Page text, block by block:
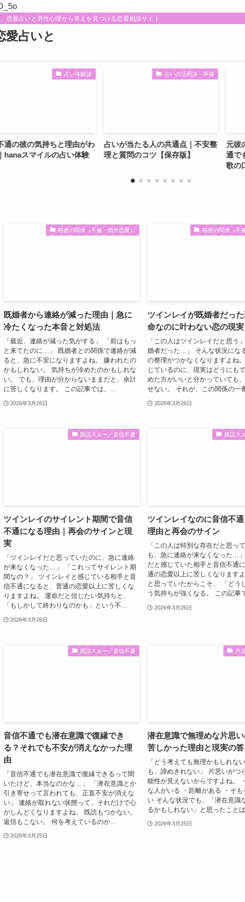
恋愛占いと男性心理から答えを見つける恋愛相談サイト
愛占いと
占い体験談
気持ちと理由がわ
イルの占い体験
占いの活用法・準備
占いが当たる人の共通点｜不安整
理と質問のコツ【保存版】
元彼の気持
通でも本音
歌の口寄せ
秘密の関係（不倫・婚外恋愛）
既婚者から連絡が減った理由｜急に
冷たくなった本音と対処法
「最近、連絡が減った気がする」 「前はもっ
と来てたのに…」 既婚者との関係で連絡が減
ると、急に不安になりますよね。 嫌われたの
かもしれない。 気持ちが冷めたのかもしれな
い。 でも、理由が分からないままだと、余計
に苦しくなります。 この記事では、...
2026年3月26日
秘密の関係（不
ツインレイが既婚者だっ
命なのに叶わない恋の現実
「この人はツインレイだと思う
婚者だった…」 そんな状況にな
の整理がつかなくなりますよね
じているのに、現実はどうにも
めた方がいいと分かっていても
せない。 それが、この関係の一
2026年3月26日
既読スルー／音信不通
ツインレイのサイレント期間で音信
不通になる理由｜再会のサインと現
実
「ツインレイだと思っていたのに、急に連絡
が来なくなった…」 「これってサイレント期
間なの？」 ツインレイと感じている相手と音
信不通になると、普通の恋愛以上に苦しくな
りますよね。 運命だと信じたい気持ちと、
「もしかして終わりなのかも」という不...
2026年3月26日
既読ス
ツインレイなのに音信不
理由と再会のサイン
「この人は特別な存在だと思っ
も、急に連絡が来なくなった…
だと感じていた相手と音信不通
通の恋愛以上に苦しくなります
と思っていたからこそ、 「どう
う気持ちが強くなる。 この記事
2026年3月26日
既読スルー／音信不通
音信不通でも潜在意識で復縁でき
る？それでも不安が消えなかった理
由
「音信不通でも潜在意識で復縁できるって聞
いたけど、本当なのかな…」 「潜在意識とか
引き寄せって言われても、正直不安が消えな
い」 連絡が取れない状態って、それだけで心
がしんどくなりますよね。 既読もつかない。
返信もこない。 何を考えているのか...
2026年3月25日
片
潜在意識で無理めな片思い
苦しかった理由と現実の答
「どう考えても無理かもしれな
も、諦めきれない」 片思いがつ
能性が見えないからですよね。
な人がいる ・距離がある ・そ
い そんな状況でも、「潜在意識
るかもしれない」と思ったこと
2026年3月25日